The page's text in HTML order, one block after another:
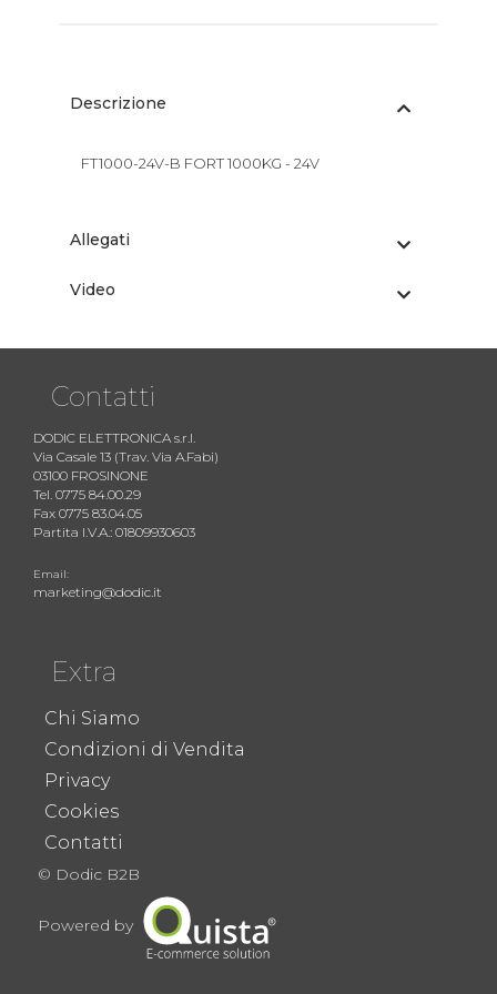
Descrizione
FT1000-24V-B FORT 1000KG - 24V
Allegati
Video
Contatti
DODIC ELETTRONICA s.r.l.
Via Casale 13 (Trav. Via A.Fabi)
03100 FROSINONE
Tel. 0775 84.00.29
Fax 0775 83.04.05
Partita I.V.A.: 01809930603
Email:
marketing@dodic.it
Extra
Chi Siamo
Condizioni di Vendita
Privacy
Cookies
Contatti
© Dodic B2B
Powered by